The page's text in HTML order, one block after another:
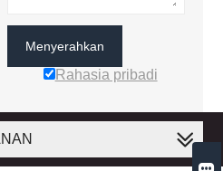
Menyerahkan
Rahasia pribadi